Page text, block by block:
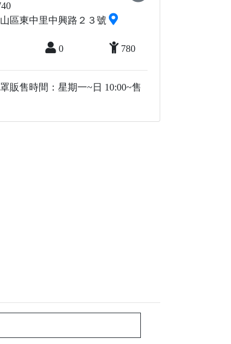
區東中里中興路２３號
0 780
販售時間：星期一~日 10:00~售